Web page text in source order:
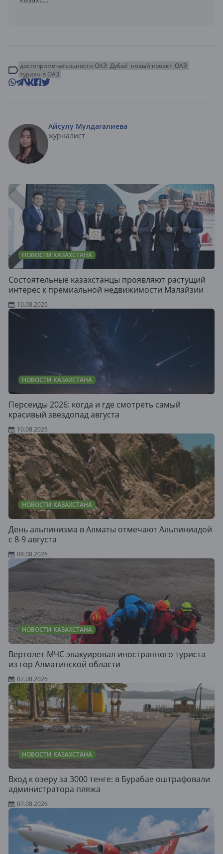
достопримечательности ОАЭ Дубай новый проект ОАЭ
туризм в ОАЭ
Айсулу Мулдагалиева
журналист
НОВОСТИ КАЗАХСТАНА
Состоятельные казахстанцы проявляют растущий
интерес к премиальной недвижимости Малайзии
10.08.2026
НОВОСТИ КАЗАХСТАНА
Персеиды 2026: когда и где смотреть самый
красивый звездопад августа
10.08.2026
НОВОСТИ КАЗАХСТАНА
День альпинизма в Алматы отмечают Альпиниадой
с 8-9 августа
08.08.2026
НОВОСТИ КАЗАХСТАНА
Вертолет МЧС эвакуировал иностранного туриста
из гор Алматинской области
07.08.2026
НОВОСТИ КАЗАХСТАНА
Вход к озеру за 3000 тенге: в Бурабае оштрафовали
администратора пляжа
07.08.2026